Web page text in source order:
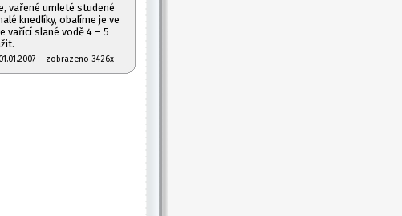
vařené umleté studené
knedlíky, obalíme je ve
vařící slané vodě 4 – 5
zobrazeno 3426x